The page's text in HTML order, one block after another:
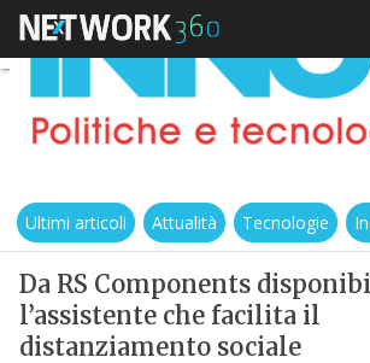
Ultimi articoli Attualità Tecnologie
Da RS Components
l’assistente che facilita il
distanziamento sociale